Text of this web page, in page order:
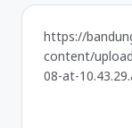
https://
content/
08-at-